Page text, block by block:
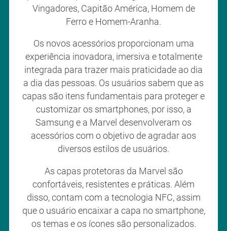
Vingadores, Capitão América, Homem de
Ferro e Homem-Aranha.
Os novos acessórios proporcionam uma
experiência inovadora, imersiva e totalmente
integrada para trazer mais praticidade ao dia
a dia das pessoas. Os usuários sabem que as
capas são itens fundamentais para proteger e
customizar os smartphones, por isso, a
Samsung e a Marvel desenvolveram os
acessórios com o objetivo de agradar aos
diversos estilos de usuários.
As capas protetoras da Marvel são
confortáveis, resistentes e práticas. Além
disso, contam com a tecnologia NFC, assim
que o usuário encaixar a capa no smartphone,
os temas e os ícones são personalizados.